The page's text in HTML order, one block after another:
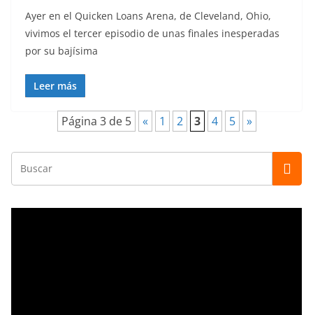
Ayer en el Quicken Loans Arena, de Cleveland, Ohio,
vivimos el tercer episodio de unas finales inesperadas
por su bajísima
Leer más
Página 3 de 5 « 1 2 3 4 5 »